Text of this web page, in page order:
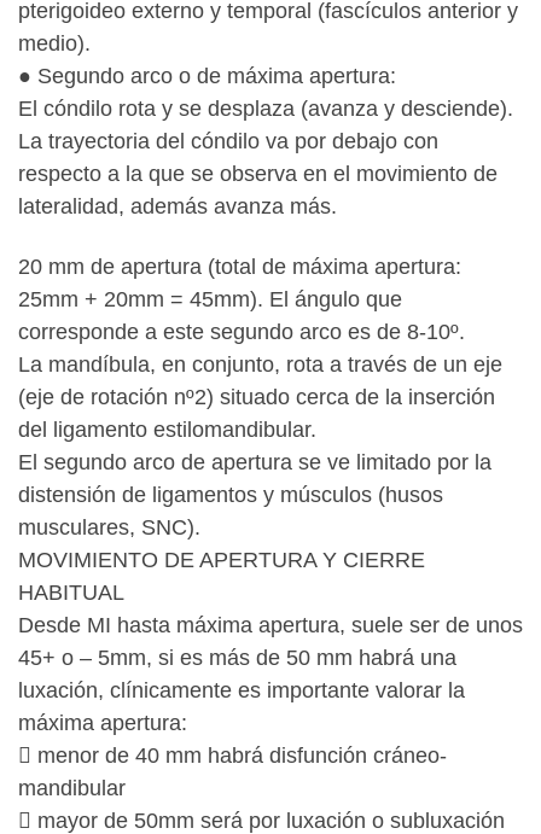
pterigoideo externo y temporal (fascículos anterior y
medio).
● Segundo arco o de máxima apertura:
El cóndilo rota y se desplaza (avanza y desciende).
La trayectoria del cóndilo va por debajo con
respecto a la que se observa en el movimiento de
lateralidad, además avanza más.
20 mm de apertura (total de máxima apertura:
25mm + 20mm = 45mm). El ángulo que
corresponde a este segundo arco es de 8-10º.
La mandíbula, en conjunto, rota a través de un eje
(eje de rotación nº2) situado cerca de la inserción
del ligamento estilomandibular.
El segundo arco de apertura se ve limitado por la
distensión de ligamentos y músculos (husos
musculares, SNC).
MOVIMIENTO DE APERTURA Y CIERRE
HABITUAL
Desde MI hasta máxima apertura, suele ser de unos
45+ o – 5mm, si es más de 50 mm habrá una
luxación, clínicamente es importante valorar la
máxima apertura:
 menor de 40 mm habrá disfunción cráneo-
mandibular
 mayor de 50mm será por luxación o subluxación